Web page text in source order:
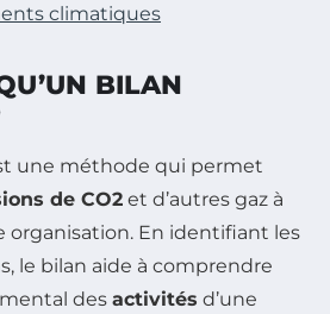
climatiques
BILAN
une méthode qui permet
de CO2 et d’autres gaz à
organisation. En identifiant les
le bilan aide à comprendre
des activités d’une